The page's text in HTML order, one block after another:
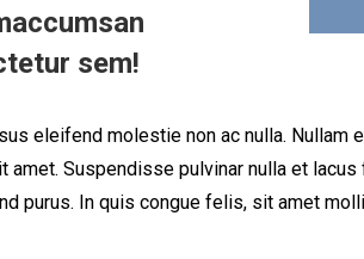
sem!
eleifend molestie non ac nulla. Nullam
Suspendisse pulvinar nulla et
purus. In quis congue felis, sit amet